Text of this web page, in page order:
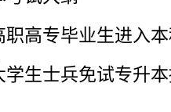
职高专毕业生进入
学生士兵免试专升